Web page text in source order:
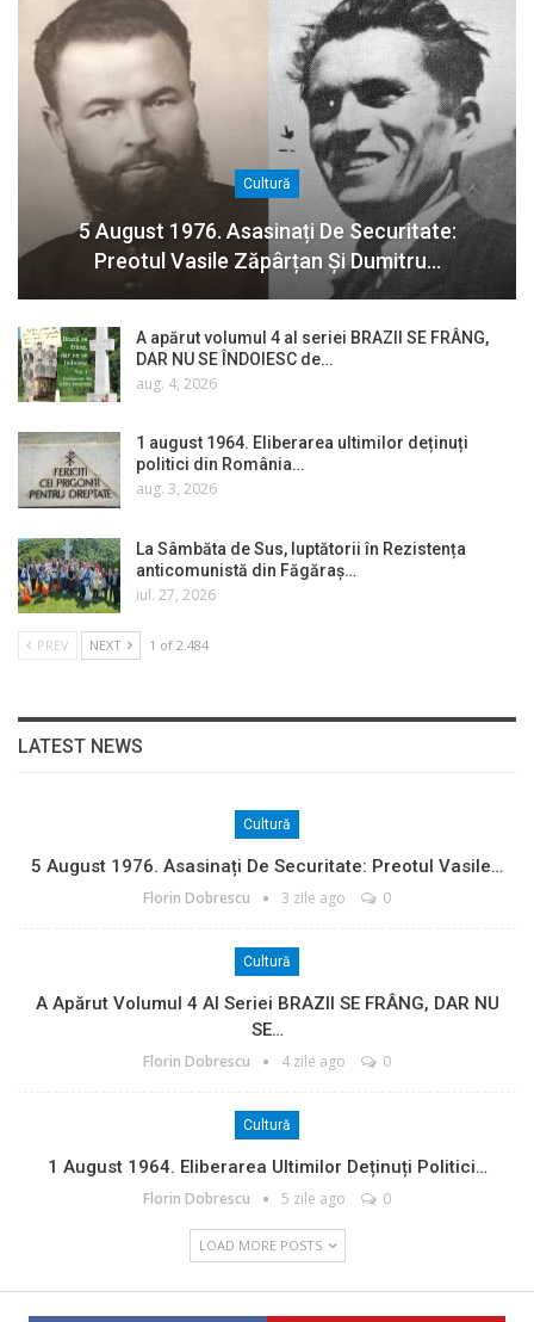
Cultură
5 August 1976. Asasinați De Securitate:
Preotul Vasile Zăpârțan Și Dumitru…
A apărut volumul 4 al seriei BRAZII SE FRÂNG,
DAR NU SE ÎNDOIESC de…
aug. 4, 2026
1 august 1964. Eliberarea ultimilor deținuți
politici din România…
aug. 3, 2026
La Sâmbăta de Sus, luptătorii în Rezistența
anticomunistă din Făgăraș…
iul. 27, 2026
PREV NEXT 1 of 2.484
LATEST NEWS
Cultură
5 August 1976. Asasinați De Securitate: Preotul Vasile…
Florin Dobrescu 3 zile ago 0
Cultură
A Apărut Volumul 4 Al Seriei BRAZII SE FRÂNG, DAR NU
SE…
Florin Dobrescu 4 zile ago 0
Cultură
1 August 1964. Eliberarea Ultimilor Deținuți Politici…
Florin Dobrescu 5 zile ago 0
LOAD MORE POSTS